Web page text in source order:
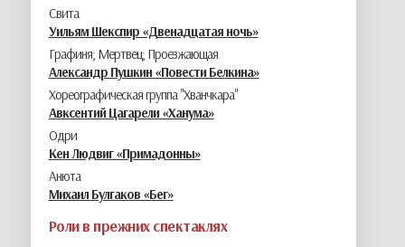
Свита
Уильям Шекспир «Двенадцатая ночь»
Графиня; Мертвец; Проезжающая
Александр Пушкин «Повести Белкина»
Хореографическая группа "Хванчкара"
Авксентий Цагарели «Ханума»
Одри
Кен Людвиг «Примадонны»
Анюта
Михаил Булгаков «Бег»
Роли в прежних спектаклях